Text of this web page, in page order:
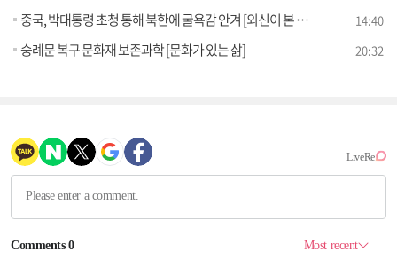
중국, 박대통령 초청 통해 북한에 굴욕감 안겨 [외신이 본 한국] 14:40
숭례문 복구 문화재 보존과학 [문화가 있는 삶] 20:32